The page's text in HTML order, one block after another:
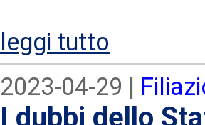
leggi tutto
2023-04-29 |
I dubbi dello